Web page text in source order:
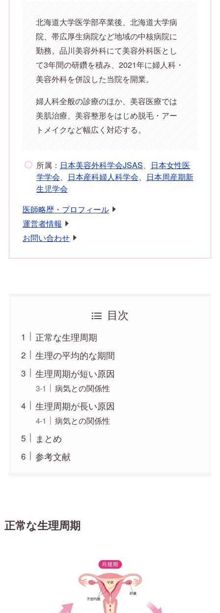
北海道大学医学部卒業後、北海道大学病
院、帯広厚生病院など地域の中核病院に
勤務。品川美容外科にて美容外科医とし
て3年間の研鑽を積み、2021年に婦人科・
美容外科を併設した当院を開業。
婦人科全般の診療のほか、美容医療では
美肌治療、美容整形をはじめ脱毛・アー
トメイクなど幅広く対応する。
所属： 日本美容外科学会JSAS、 日本女性医
学学会、 日本産科婦人科学会、 日本周産期新
生児学会
医師略歴・プロフィール
運営者情報
お問い合わせ
目次
正常な生理周期
生理の平均的な期間
生理周期が短い原因
病気との関係性
生理周期が長い原因
病気との関係性
まとめ
参考文献
正常な生理周期